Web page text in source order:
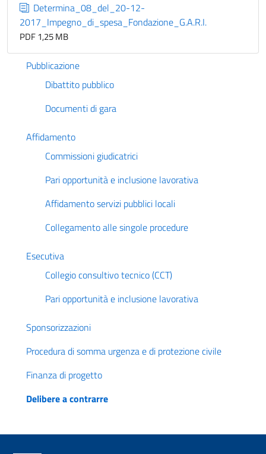
Determina_08_del_20-12-
2017_Impegno_di_spesa_Fondazione_G.A.R.I.
PDF 1,25 MB
Pubblicazione
Dibattito pubblico
Documenti di gara
Affidamento
Commissioni giudicatrici
Pari opportunità e inclusione lavorativa
Affidamento servizi pubblici locali
Collegamento alle singole procedure
Esecutiva
Collegio consultivo tecnico (CCT)
Pari opportunità e inclusione lavorativa
Sponsorizzazioni
Procedura di somma urgenza e di protezione civile
Finanza di progetto
Delibere a contrarre